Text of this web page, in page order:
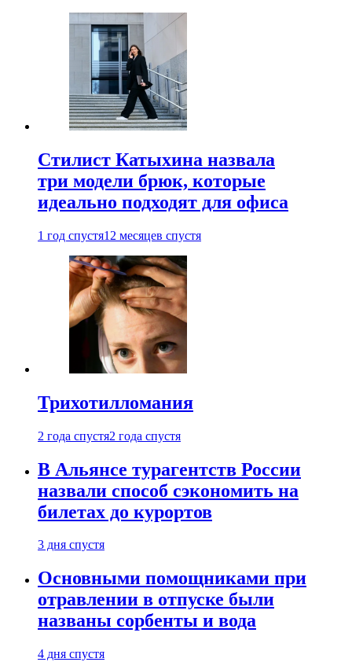
Стилист Катыхина назвала
три модели брюк, которые
идеально подходят для офиса
1 год спустя12 месяцев спустя
Трихотилломания
2 года спустя2 года спустя
В Альянсе турагентств России
назвали способ сэкономить на
билетах до курортов
3 дня спустя
Основными помощниками при
отравлении в отпуске были
названы сорбенты и вода
4 дня спустя